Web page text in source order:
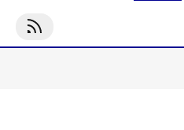
S'abonner À Autres Concours